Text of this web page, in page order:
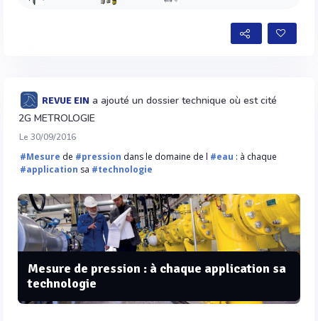
REVUE EIN a ajouté un dossier technique où est cité
2G METROLOGIE
Le 30/09/2016
#Mesure de #pression dans le domaine de l #eau : à chaque
#application sa #technologie
Mesure de pression : à chaque application sa
technologie